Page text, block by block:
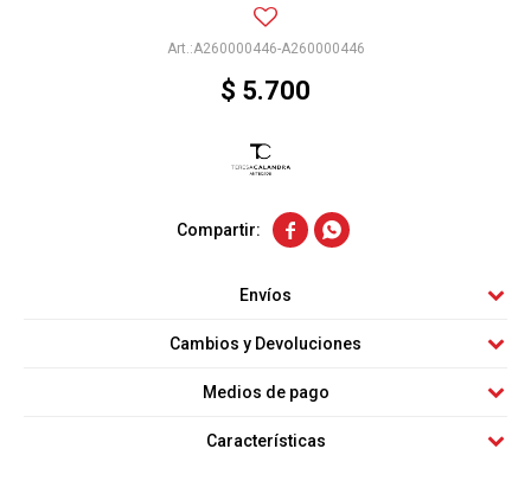
A260000446-A260000446
$ 5.700
 
Envíos
Cambios y Devoluciones
Medios de pago
Características